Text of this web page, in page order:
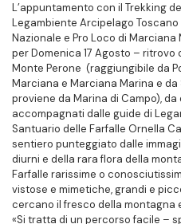
L’appuntamento con il Trekking
Legambiente Arcipelago
Nazionale e Pro Loco di Marciana
per Domenica 17 Agosto –
Monte Perone (raggiungibile da
Marciana e Marciana Marina e da
proviene da Marina di Campo),
accompagnati dalle guide di
Santuario delle Farfalle Ornella
sentiero punteggiato dalle
diurni e della rara flora della
Farfalle rarissime o
vistose e mimetiche, grandi e
cercano il fresco della montagna
«Si tratta di un percorso facile –